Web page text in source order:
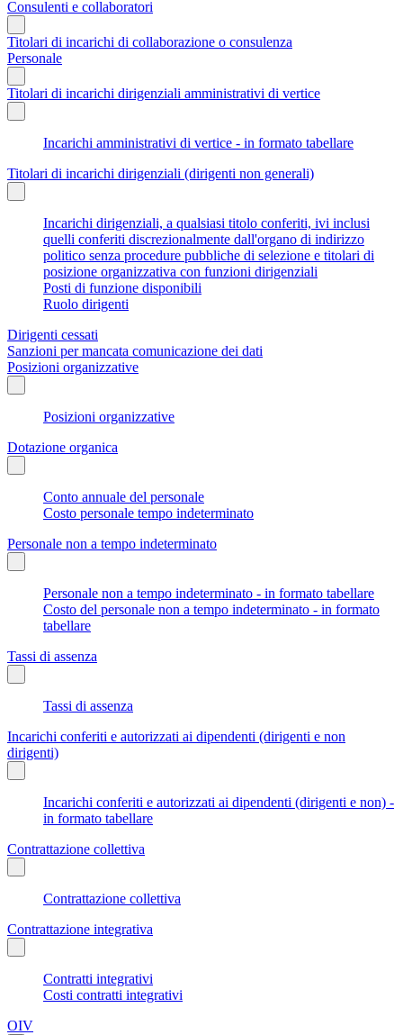
Consulenti e collaboratori
Titolari di incarichi di collaborazione o consulenza
Personale
Titolari di incarichi dirigenziali amministrativi di vertice
Incarichi amministrativi di vertice - in formato tabellare
Titolari di incarichi dirigenziali (dirigenti non generali)
Incarichi dirigenziali, a qualsiasi titolo conferiti, ivi inclusi
quelli conferiti discrezionalmente dall'organo di indirizzo
politico senza procedure pubbliche di selezione e titolari di
posizione organizzativa con funzioni dirigenziali
Posti di funzione disponibili
Ruolo dirigenti
Dirigenti cessati
Sanzioni per mancata comunicazione dei dati
Posizioni organizzative
Posizioni organizzative
Dotazione organica
Conto annuale del personale
Costo personale tempo indeterminato
Personale non a tempo indeterminato
Personale non a tempo indeterminato - in formato tabellare
Costo del personale non a tempo indeterminato - in formato
tabellare
Tassi di assenza
Tassi di assenza
Incarichi conferiti e autorizzati ai dipendenti (dirigenti e non
dirigenti)
Incarichi conferiti e autorizzati ai dipendenti (dirigenti e non) -
in formato tabellare
Contrattazione collettiva
Contrattazione collettiva
Contrattazione integrativa
Contratti integrativi
Costi contratti integrativi
OIV